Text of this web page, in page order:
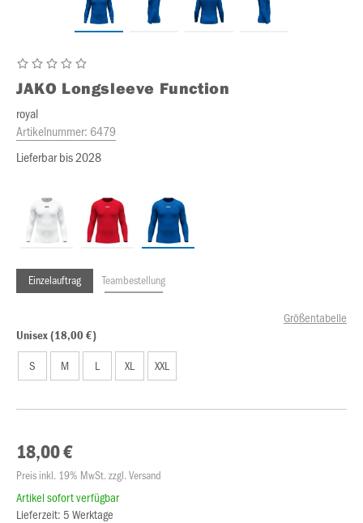
JAKO Longsleeve Function
royal
Artikelnummer: 6479
Lieferbar bis 2028
Einzelauftrag Teambestellung
Größentabelle
Unisex (18,00 €)
S M L XL XXL
18,00 €
Preis inkl. 19% MwSt. zzgl. Versand
Artikel sofort verfügbar
Lieferzeit: 5 Werktage